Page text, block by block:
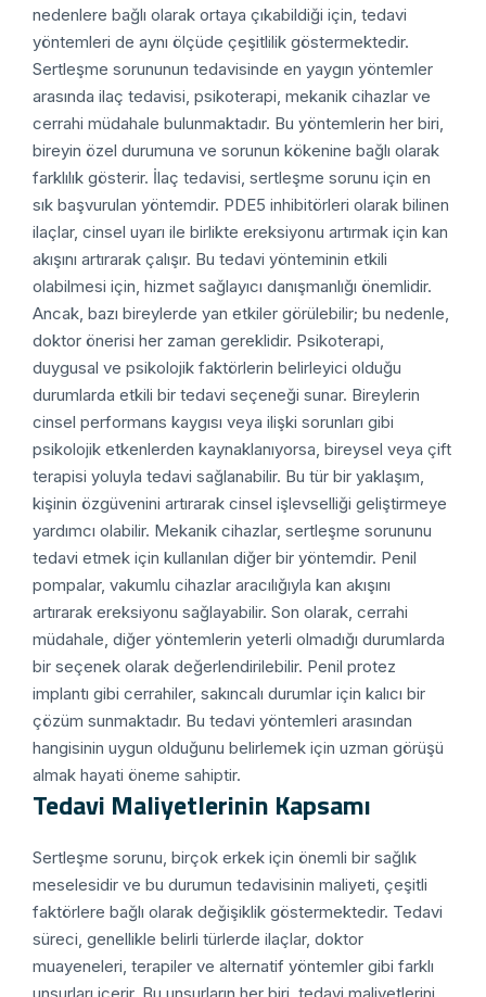
nedenlere bağlı olarak ortaya çıkabildiği için, tedavi
yöntemleri de aynı ölçüde çeşitlilik göstermektedir.
Sertleşme sorununun tedavisinde en yaygın yöntemler
arasında ilaç tedavisi, psikoterapi, mekanik cihazlar ve
cerrahi müdahale bulunmaktadır. Bu yöntemlerin her biri,
bireyin özel durumuna ve sorunun kökenine bağlı olarak
farklılık gösterir. İlaç tedavisi, sertleşme sorunu için en
sık başvurulan yöntemdir. PDE5 inhibitörleri olarak bilinen
ilaçlar, cinsel uyarı ile birlikte ereksiyonu artırmak için kan
akışını artırarak çalışır. Bu tedavi yönteminin etkili
olabilmesi için, hizmet sağlayıcı danışmanlığı önemlidir.
Ancak, bazı bireylerde yan etkiler görülebilir; bu nedenle,
doktor önerisi her zaman gereklidir. Psikoterapi,
duygusal ve psikolojik faktörlerin belirleyici olduğu
durumlarda etkili bir tedavi seçeneği sunar. Bireylerin
cinsel performans kaygısı veya ilişki sorunları gibi
psikolojik etkenlerden kaynaklanıyorsa, bireysel veya çift
terapisi yoluyla tedavi sağlanabilir. Bu tür bir yaklaşım,
kişinin özgüvenini artırarak cinsel işlevselliği geliştirmeye
yardımcı olabilir. Mekanik cihazlar, sertleşme sorununu
tedavi etmek için kullanılan diğer bir yöntemdir. Penil
pompalar, vakumlu cihazlar aracılığıyla kan akışını
artırarak ereksiyonu sağlayabilir. Son olarak, cerrahi
müdahale, diğer yöntemlerin yeterli olmadığı durumlarda
bir seçenek olarak değerlendirilebilir. Penil protez
implantı gibi cerrahiler, sakıncalı durumlar için kalıcı bir
çözüm sunmaktadır. Bu tedavi yöntemleri arasından
hangisinin uygun olduğunu belirlemek için uzman görüşü
almak hayati öneme sahiptir.
Tedavi Maliyetlerinin Kapsamı
Sertleşme sorunu, birçok erkek için önemli bir sağlık
meselesidir ve bu durumun tedavisinin maliyeti, çeşitli
faktörlere bağlı olarak değişiklik göstermektedir. Tedavi
süreci, genellikle belirli türlerde ilaçlar, doktor
muayeneleri, terapiler ve alternatif yöntemler gibi farklı